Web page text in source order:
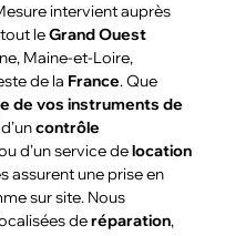
intervient auprès
leGrand Ouest
Maine-et-Loire,
de la France. Que
de vos instruments de
contrôle
d’un service delocation
assurent une prise en
sur site. Nous
deréparation,